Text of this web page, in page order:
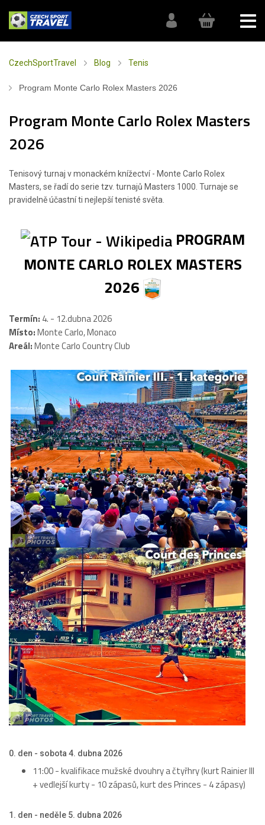
CzechSportTravel Blog Tenis
Program Monte Carlo Rolex Masters 2026
Program Monte Carlo Rolex Masters
2026
Tenisový turnaj v monackém knížectví - Monte Carlo Rolex
Masters, se řadí do serie tzv. turnajů Masters 1000. Turnaje se
pravidelně účastní ti nejlepší tenisté světa.
PROGRAM
MONTE CARLO ROLEX MASTERS
2026
Termín: 4. - 12.dubna 2026
Místo:Monte Carlo, Monaco
Areál:Monte Carlo Country Club
0. den - sobota 4. dubna 2026
11:00 - kvalifikace mužské dvouhry a čtyřhry (kurt Rainier III
+ vedlejší kurty - 10 zápasů, kurt des Princes - 4 zápasy)
1. den - neděle 5. dubna 2026